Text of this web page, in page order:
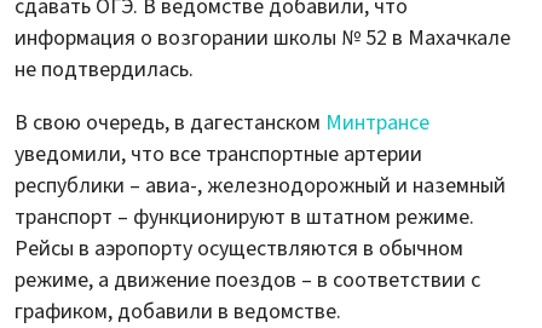
сдавать ОГЭ. В ведомстве добавили, что
информация о возгорании школы № 52 в Махачкале
не подтвердилась.
В свою очередь, в дагестанском Минтрансе
уведомили, что все транспортные артерии
республики – авиа-, железнодорожный и наземный
транспорт – функционируют в штатном режиме.
Рейсы в аэропорту осуществляются в обычном
режиме, а движение поездов – в соответствии с
графиком, добавили в ведомстве.